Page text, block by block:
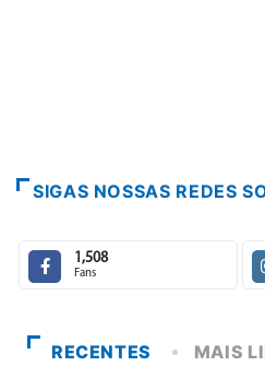
SIGAS NOSSAS REDES
1,508
Fans
RECENTES MAIS